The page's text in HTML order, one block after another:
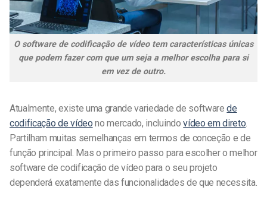
O software de codificação de vídeo tem características únicas
que podem fazer com que um seja a melhor escolha para si
em vez de outro.
Atualmente, existe uma grande variedade de softwarede
codificação de vídeo no mercado, incluindovídeo em direto.
Partilham muitas semelhanças em termos de conceção e de
função principal. Mas o primeiro passo para escolher o melhor
software de codificação de vídeo para o seu projeto
dependerá exatamente das funcionalidades de que necessita.